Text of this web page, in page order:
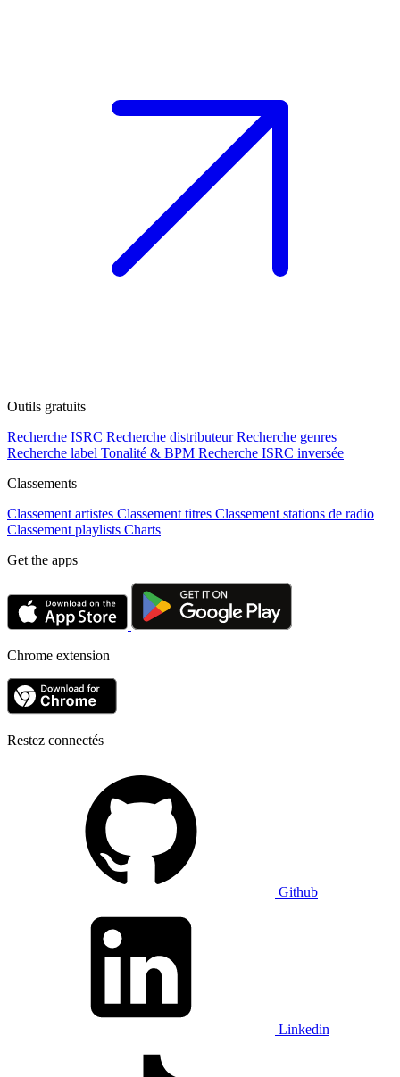
Outils gratuits
Recherche ISRC Recherche distributeur Recherche genres
Recherche label Tonalité & BPM Recherche ISRC inversée
Classements
Classement artistes Classement titres Classement stations de radio
Classement playlists Charts
Get the apps
Chrome extension
Restez connectés
Github
Linkedin